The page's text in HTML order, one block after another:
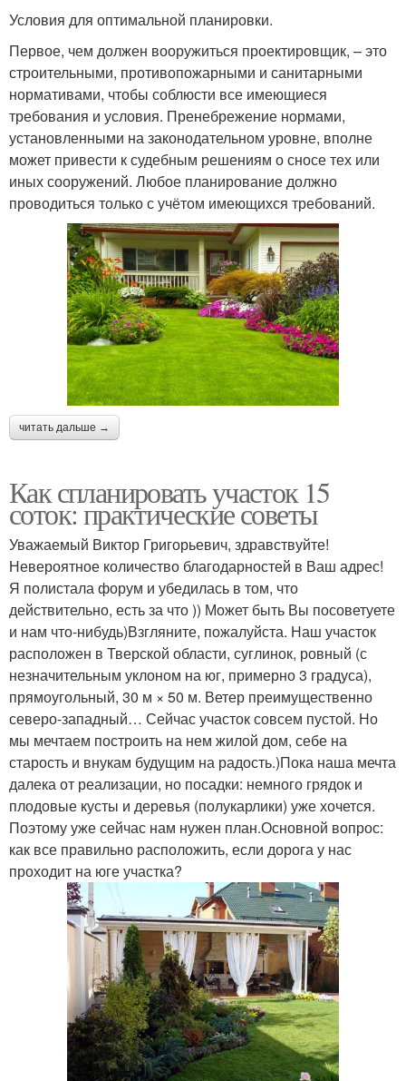
Условия для оптимальной планировки.
Первое, чем должен вооружиться проектировщик, – это
строительными, противопожарными и санитарными
нормативами, чтобы соблюсти все имеющиеся
требования и условия. Пренебрежение нормами,
установленными на законодательном уровне, вполне
может привести к судебным решениям о сносе тех или
иных сооружений. Любое планирование должно
проводиться только с учётом имеющихся требований.
читать дальше →
Как спланировать участок 15
соток: практические советы
Уважаемый Виктор Григорьевич, здравствуйте!
Невероятное количество благодарностей в Ваш адрес!
Я полистала форум и убедилась в том, что
действительно, есть за что )) Может быть Вы посоветуете
и нам что-нибудь)Взгляните, пожалуйста. Наш участок
расположен в Тверской области, суглинок, ровный (с
незначительным уклоном на юг, примерно 3 градуса),
прямоугольный, 30 м × 50 м. Ветер преимущественно
северо-западный… Сейчас участок совсем пустой. Но
мы мечтаем построить на нем жилой дом, себе на
старость и внукам будущим на радость.)Пока наша мечта
далека от реализации, но посадки: немного грядок и
плодовые кусты и деревья (полукарлики) уже хочется.
Поэтому уже сейчас нам нужен план.Основной вопрос:
как все правильно расположить, если дорога у нас
проходит на юге участка?